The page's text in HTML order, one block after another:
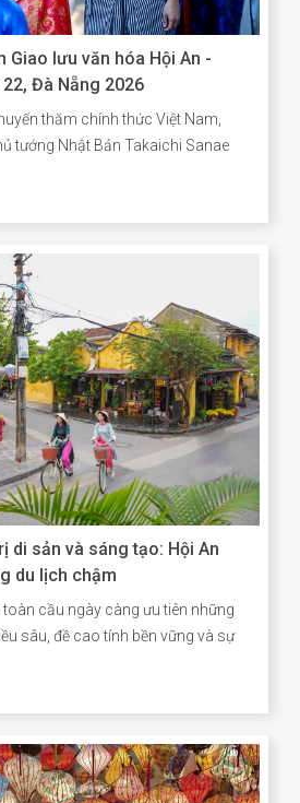
Giao lưu văn hóa Hội An -
Đà Nẵng 2026
thăm chính thức Việt Nam,
tướng Nhật Bản Takaichi Sanae
muốn được thăm Di sản văn
để bước đi trên những con đường
Nhật ở đó từng đi qua. Nơi có di
hoàn thành trùng tu với sự hợp
minh chứng cho hơn 400 năm
động giữa hai dân tộc trên
di sản và sáng tạo: Hội An
du lịch chậm
toàn cầu ngày càng ưu tiên những
sâu, đề cao tính bền vững và sự
lên vị trí dẫn đầu không chỉ
biệt của một đô thị di sản, mà
của định hướng bảo tồn gắn liền
hóa theo hướng sáng tạo và bền